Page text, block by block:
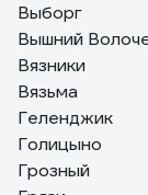
Выборг
Вышний
Вязники
Вязьма
Геленджик
Голицыно
Грозный